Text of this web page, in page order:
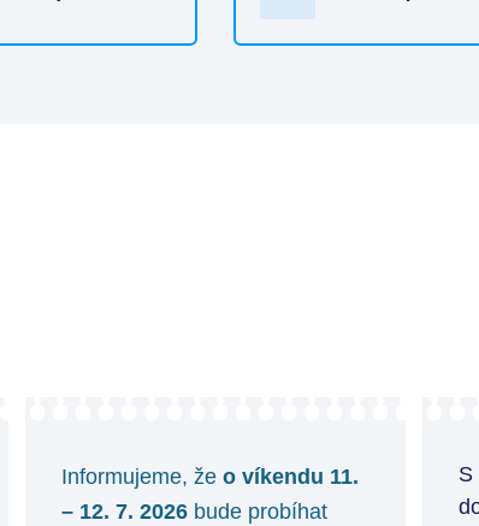
Informujeme, žeo víkendu 11.
– 12. 7. 2026 bude probíhat
S